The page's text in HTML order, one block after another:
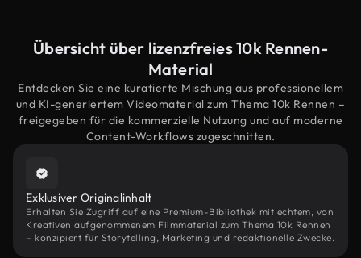
Übersicht über lizenzfreies 10k Rennen-
Material
Entdecken Sie eine kuratierte Mischung aus professionellem
und KI-generiertem Videomaterial zum Thema 10k Rennen –
freigegeben für die kommerzielle Nutzung und auf moderne
Content-Workflows zugeschnitten.
Exklusiver Originalinhalt
Erhalten Sie Zugriff auf eine Premium-Bibliothek mit echtem, von
Kreativen aufgenommenem Filmmaterial zum Thema 10k Rennen
– konzipiert für Storytelling, Marketing und redaktionelle Zwecke.